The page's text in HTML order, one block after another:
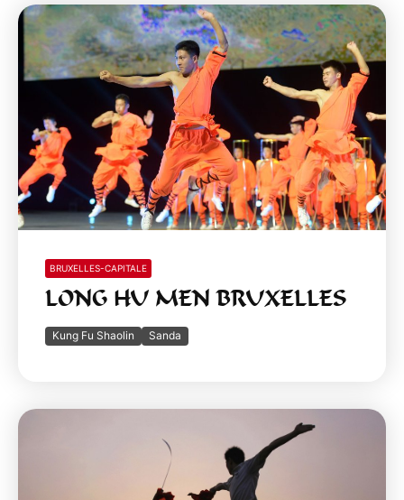
BRUXELLES-CAPITALE
LONG HU MEN BRUXELLES
Kung Fu Shaolin Sanda